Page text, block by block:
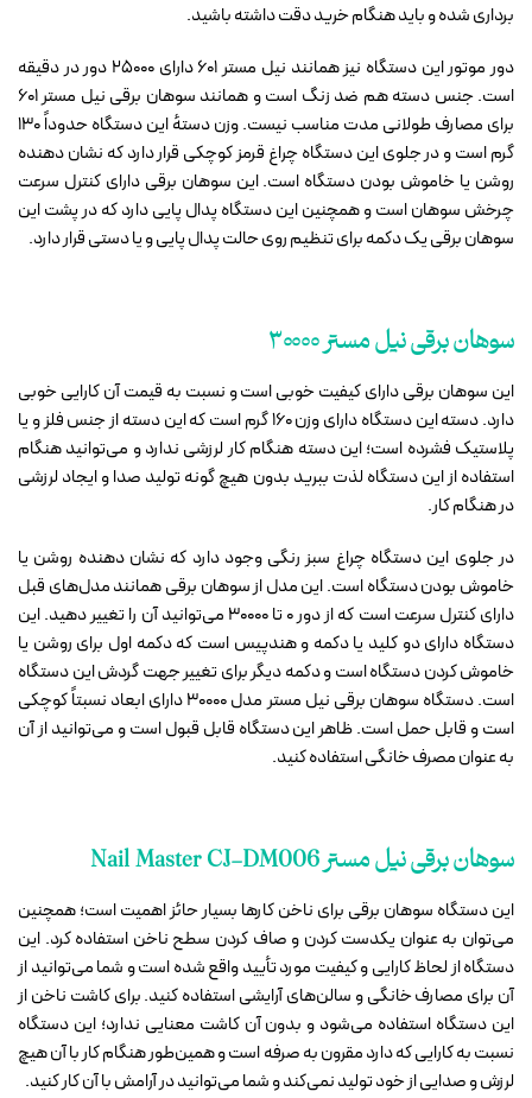
برداری شده و باید هنگام خرید دقت داشته باشید.
دور موتور این دستگاه نیز همانند نیل مستر 601 دارای 25000 دور در دقیقه
است. جنس دسته هم ضد زنگ است و همانند سوهان برقی نیل مستر 601
برای مصارف طولانی مدت مناسب نیست. وزن دستهٔ این دستگاه حدوداً 130
گرم است و در جلوی این دستگاه چراغ قرمز کوچکی قرار دارد که نشان دهنده
روشن یا خاموش بودن دستگاه است. این سوهان برقی دارای کنترل سرعت
چرخش سوهان است و همچنین این دستگاه پدال پایی دارد که در پشت این
سوهان برقی یک دکمه برای تنظیم روی حالت پدال پایی و یا دستی قرار دارد.
سوهان برقی نیل مستر 30000
این سوهان برقی دارای کیفیت خوبی است و نسبت به قیمت آن کارایی خوبی
دارد. دسته این دستگاه دارای وزن 160 گرم است که این دسته از جنس فلز و یا
پلاستیک فشرده است؛ این دسته هنگام کار لرزشی ندارد و می‌توانید هنگام
استفاده از این دستگاه لذت ببرید بدون هیچ گونه تولید صدا و ایجاد لرزشی
در هنگام کار.
در جلوی این دستگاه چراغ سبز رنگی وجود دارد که نشان دهنده روشن یا
خاموش بودن دستگاه است. این مدل از سوهان برقی همانند مدل‌های قبل
دارای کنترل سرعت است که از دور 0 تا 30000 می‌توانید آن را تغییر دهید. این
دستگاه دارای دو کلید یا دکمه و هندپیس است که دکمه اول برای روشن یا
خاموش کردن دستگاه است و دکمه دیگر برای تغییر جهت گردش این دستگاه
است. دستگاه سوهان برقی نیل مستر مدل 30000 دارای ابعاد نسبتاً کوچکی
است و قابل حمل است. ظاهر این دستگاه قابل قبول است و می‌توانید از آن
به عنوان مصرف خانگی استفاده کنید.
سوهان برقی نیل مستر Nail Master CJ-DM006
این دستگاه سوهان برقی برای ناخن کارها بسیار حائز اهمیت است؛ همچنین
می‌توان به عنوان یکدست کردن و صاف کردن سطح ناخن استفاده کرد. این
دستگاه از لحاظ کارایی و کیفیت مورد تأیید واقع شده است و شما می‌توانید از
آن برای مصارف خانگی و سالن‌های آرایشی استفاده کنید. برای کاشت ناخن از
این دستگاه استفاده می‌شود و بدون آن کاشت معنایی ندارد؛ این دستگاه
نسبت به کارایی که دارد مقرون به صرفه است و همین‌طور هنگام کار با آن هیچ
لرزش و صدایی از خود تولید نمی‌کند و شما می‌توانید در آرامش با آن کار کنید.